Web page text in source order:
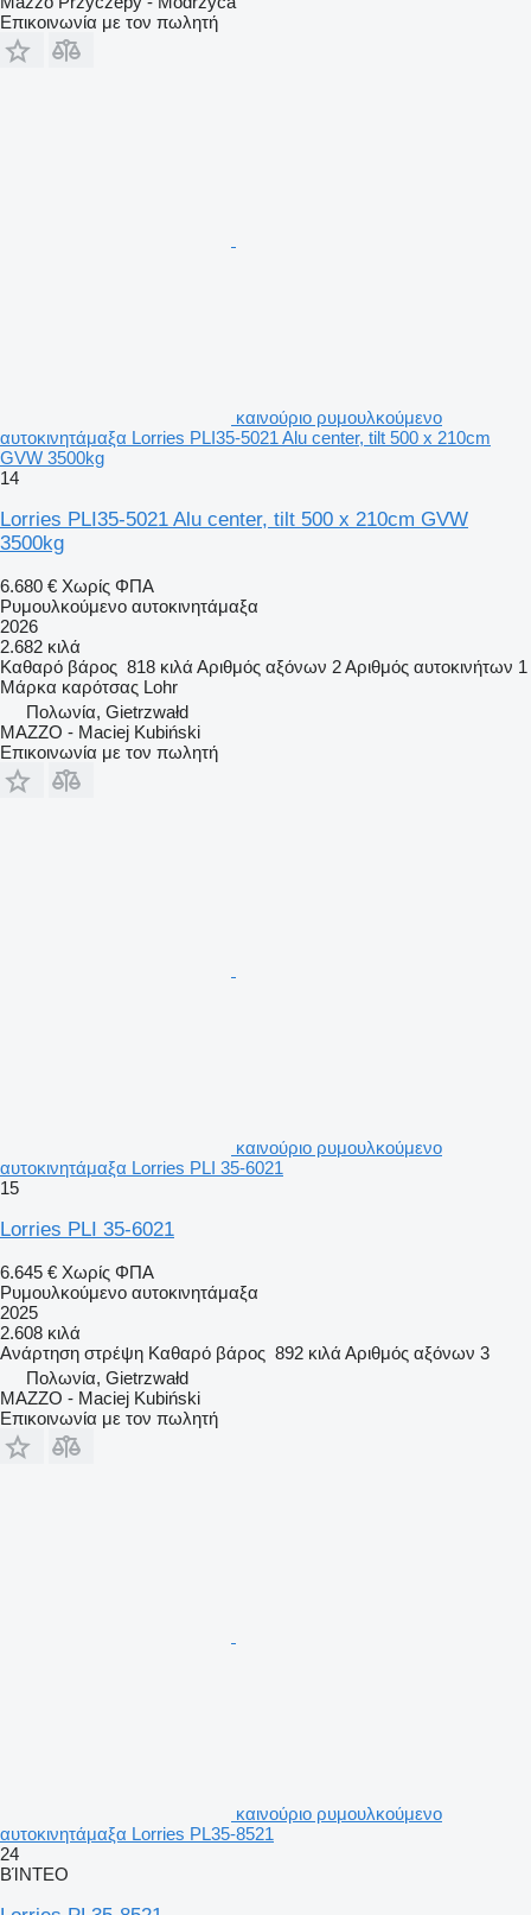
Επικοινωνία με τον πωλητή
καινούριο ρυμουλκούμενο
αυτοκινητάμαξα Lorries PLI35-5021 Alu center, tilt 500 x 210cm
GVW 3500kg
14
Lorries PLI35-5021 Alu center, tilt 500 x 210cm GVW
3500kg
6.680 € Χωρίς ΦΠΑ
Ρυμουλκούμενο αυτοκινητάμαξα
2026
2.682 κιλά
Καθαρό βάρος 818 κιλά Αριθμός αξόνων 2Αριθμός αυτοκινήτων 1
Μάρκα καρότσας Lohr
Πολωνία, Gietrzwałd
MAZZO - Maciej Kubiński
Επικοινωνία με τον πωλητή
καινούριο ρυμουλκούμενο
αυτοκινητάμαξα Lorries PLI 35-6021
15
Lorries PLI 35-6021
6.645 € Χωρίς ΦΠΑ
Ρυμουλκούμενο αυτοκινητάμαξα
2025
2.608 κιλά
Ανάρτηση στρέψη Καθαρό βάρος 892 κιλά Αριθμός αξόνων 3
Πολωνία, Gietrzwałd
MAZZO - Maciej Kubiński
Επικοινωνία με τον πωλητή
καινούριο ρυμουλκούμενο
αυτοκινητάμαξα Lorries PL35-8521
24
ΒΊΝΤΕΟ